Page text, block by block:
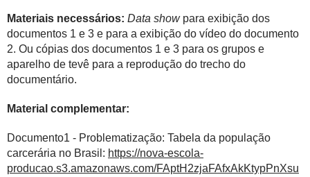
Materiais necessários: Data showpara exibição dos
documentos 1 e 3 e para a exibição do vídeo do documento
2. Ou cópias dos documentos 1 e 3 para os grupos e
aparelho de tevê para a reprodução do trecho do
documentário.
Material complementar:
Documento1 - Problematização: Tabela da população
carcerária no Brasil: https://nova-escola-
producao.s3.amazonaws.com/FAptH2zjaFAfxAkKtypPnXsu